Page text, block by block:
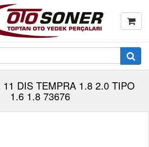
DIS TEMPRA 1.8 2.0 TIPO
1.6 1.8 73676